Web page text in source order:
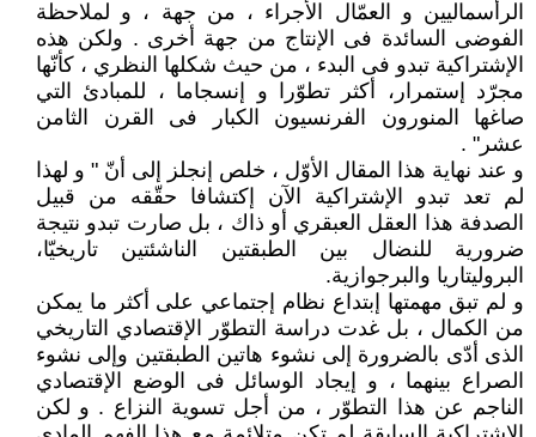
الرأسماليين و العمّال الأجراء ، من جهة ، و لملاحظة
الفوضى السائدة فى الإنتاج من جهة أخرى . ولكن هذه
الإشتراكية تبدو فى البدء ، من حيث شكلها النظري ، كأنّها
مجرّد إستمرار، أكثر تطوّرا و إنسجاما ، للمبادئ التي
صاغها المنورون الفرنسيون الكبار فى القرن الثامن
عشر" .
و عند نهاية هذا المقال الأوّل ، خلص إنجلز إلى أنّ " و لهذا
لم تعد تبدو الإشتراكية الآن إكتشافا حقّقه من قبيل
الصدفة هذا العقل العبقري أو ذاك ، بل صارت تبدو نتيجة
ضرورية للنضال بين الطبقتين الناشئتين تاريخيّا،
البروليتاريا والبرجوازية.
و لم تبق مهمتها إبتداع نظام إجتماعي على أكثر ما يمكن
من الكمال ، بل غدت دراسة التطوّر الإقتصادي التاريخي
الذى أدّى بالضرورة إلى نشوء هاتين الطبقتين وإلى نشوء
الصراع بينهما ، و إيجاد الوسائل فى الوضع الإقتصادي
الناجم عن هذا التطوّر ، من أجل تسوية النزاع . و لكن